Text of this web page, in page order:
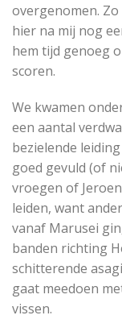
overgenomen.
hier na mij nog
hem tijd genoeg
scoren.
We kwamen
een aantal
bezielende
goed gevuld (of
vroegen of
leiden, want
vanaf Marusei
banden richting
schitterende
gaat meedoen
vissen.